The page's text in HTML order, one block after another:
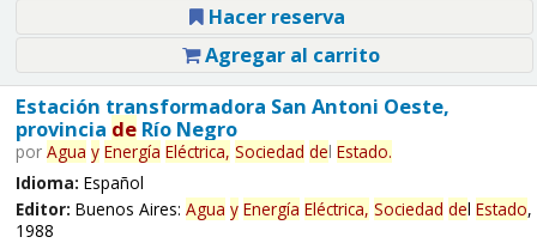
Hacer reserva
Agregar al carrito
Estación transformadora San Antoni Oeste,
provincia deRío Negro
por Agua y Energía Eléctrica, Sociedad del Estado.
Idioma: Español
Editor: Buenos Aires: Agua y Energía Eléctrica, Sociedad del Estado,
1988